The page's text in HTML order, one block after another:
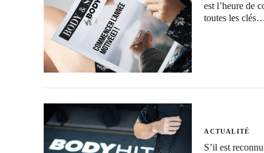
est l’heure de
toutes les
ACTUALITÉ
S’il est